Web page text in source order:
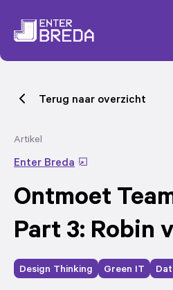
Terug naar overzicht
Enter Breda
Ontmoet
Part 3: Robin
Artikel
Design Thinking Green IT